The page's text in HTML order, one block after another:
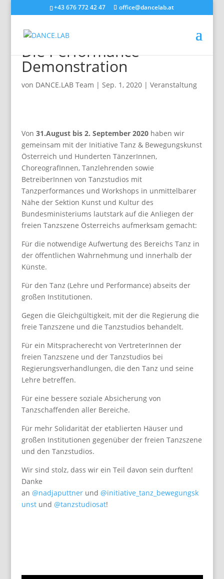
+43 676 772 42 47 office@dancelab.at
Respekt für den Tanz –
Die Performance
Demonstration
von DANCE.LAB Team | Sep. 1, 2020| Veranstaltung
Von 31.August bis 2. September 2020 haben wir
gemeinsam mit der Initiative Tanz & Bewegungskunst
Österreich und Hunderten TänzerInnen,
ChoreografInnen, Tanzlehrenden sowie
BetreiberInnen von Tanzstudios mit
Tanzperformances und Workshops in unmittelbarer
Nähe der Sektion Kunst und Kultur des
Bundesministeriums lautstark auf die Anliegen der
freien Tanzszene Österreichs aufmerksam gemacht:
Für die notwendige Aufwertung des Bereichs Tanz in
der öffentlichen Wahrnehmung und innerhalb der
Künste.
Für den Tanz (Lehre und Performance) abseits der
großen Institutionen.
Gegen die Gleichgültigkeit, mit der die Regierung die
freie Tanzszene und die Tanzstudios behandelt.
Für ein Mitspracherecht von VertreterInnen der
freien Tanzszene und der Tanzstudios bei
Regierungsverhandlungen, die den Tanz und seine
Lehre betreffen.
Für eine bessere soziale Absicherung von
Tanzschaffenden aller Bereiche.
Für mehr Solidarität der etablierten Häuser und
großen Institutionen gegenüber der freien Tanzszene
und den Tanzstudios.
Wir sind stolz, dass wir ein Teil davon sein durften!
Danke
an @nadjaputtnerund @initiative_tanz_bewegungsk
unstund @tanzstudiosat!